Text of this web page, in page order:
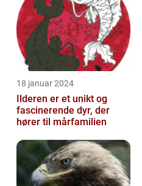
18 januar 2024
Ilderen er et unikt og
fascinerende dyr, der
hører til mårfamilien